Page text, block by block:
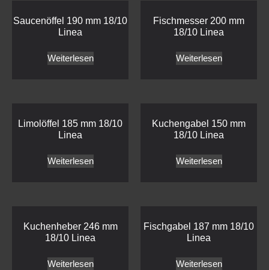
Saucenöffel 190 mm 18/10
Linea
Weiterlesen
Fischmesser 200 mm
18/10 Linea
Weiterlesen
Limolöffel 185 mm 18/10
Linea
Weiterlesen
Kuchengabel 150 mm
18/10 Linea
Weiterlesen
Kuchenheber 246 mm
18/10 Linea
Weiterlesen
Fischgabel 187 mm 18/10
Linea
Weiterlesen